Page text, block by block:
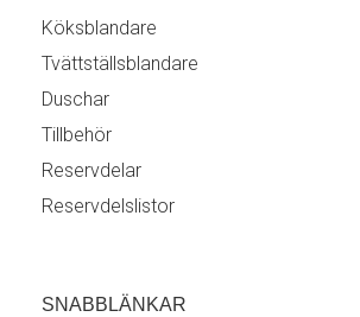
Köksblandare
Tvättställsblandare
Duschar
Tillbehör
Reservdelar
Reservdelslistor
SNABBLÄNKAR